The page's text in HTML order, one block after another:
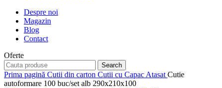
Despre noi
Magazin
Blog
Contact
Oferte
Search
Prima pagină Cutii din carton Cutii cu Capac Atasat Cutie
autoformare 100 buc/set alb 290x210x100